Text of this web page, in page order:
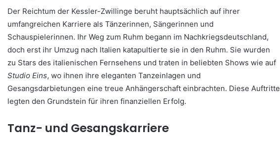
Der Reichtum der Kessler-Zwillinge beruht hauptsächlich auf ihrer
umfangreichen Karriere als Tänzerinnen, Sängerinnen und
Schauspielerinnen. Ihr Weg zum Ruhm begann im Nachkriegsdeutschland,
doch erst ihr Umzug nach Italien katapultierte sie in den Ruhm. Sie wurden
zu Stars des italienischen Fernsehens und traten in beliebten Shows wie auf
Studio Eins, wo ihnen ihre eleganten Tanzeinlagen und
Gesangsdarbietungen eine treue Anhängerschaft einbrachten. Diese Auftritte
legten den Grundstein für ihren finanziellen Erfolg.
Tanz- und Gesangskarriere